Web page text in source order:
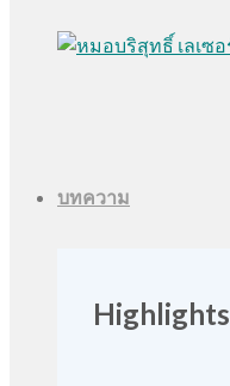
บทความ
Highlights